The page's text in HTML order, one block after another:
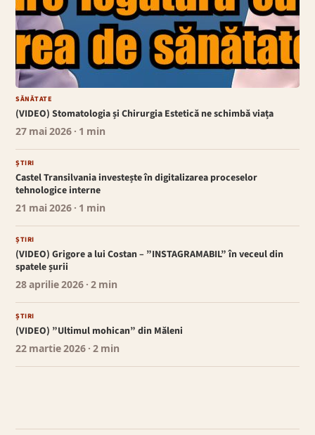
SĂNĂTATE
(VIDEO) Stomatologia și Chirurgia Estetică ne schimbă viața
27 mai 2026 · 1 min
ȘTIRI
Castel Transilvania investește în digitalizarea proceselor
tehnologice interne
21 mai 2026 · 1 min
ȘTIRI
(VIDEO) Grigore a lui Costan – ”INSTAGRAMABIL” în veceul din
spatele șurii
28 aprilie 2026 · 2 min
ȘTIRI
(VIDEO) ”Ultimul mohican” din Măleni
22 martie 2026 · 2 min